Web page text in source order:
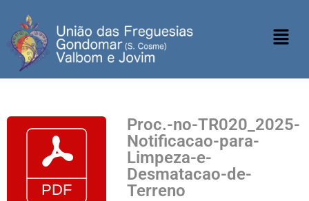
Proc.-no-TR020_2025-
Notificacao-para-
Limpeza-e-
Desmatacao-de-
Terreno